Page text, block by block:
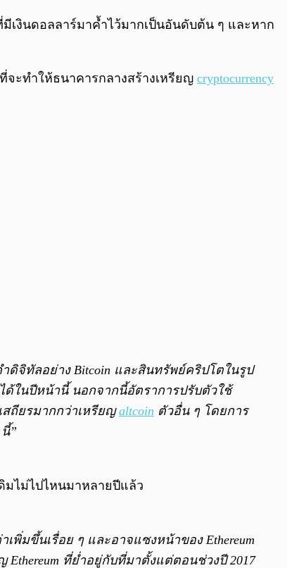
มีเงินดอลลาร์มาค้ำไว้มากเป็นอันดับต้น ๆ และหาก
ะทำให้ธนาคารกลางสร้างเหรียญ cryptocurrency
ำดิจิทัลอย่าง Bitcoin และสินทรัพย์คริปโตในรูป
ด้ในปีหน้านี้ นอกจากนี้อัตราการปรับตัวใช้
ถียรมากกว่าเหรียญaltcoin ตัวอื่น ๆ โดยการ
”
มไม่ไปไหนมาหลายปีแล้ว
พิ่มขึ้นเรื่อย ๆ และอาจแซงหน้าของ Ethereum
Ethereum ที่ย่ำอยู่กับที่มาตั้งแต่ตอนช่วงปี 2017